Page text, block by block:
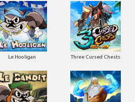
Le Hooligan Three Cursed Chests